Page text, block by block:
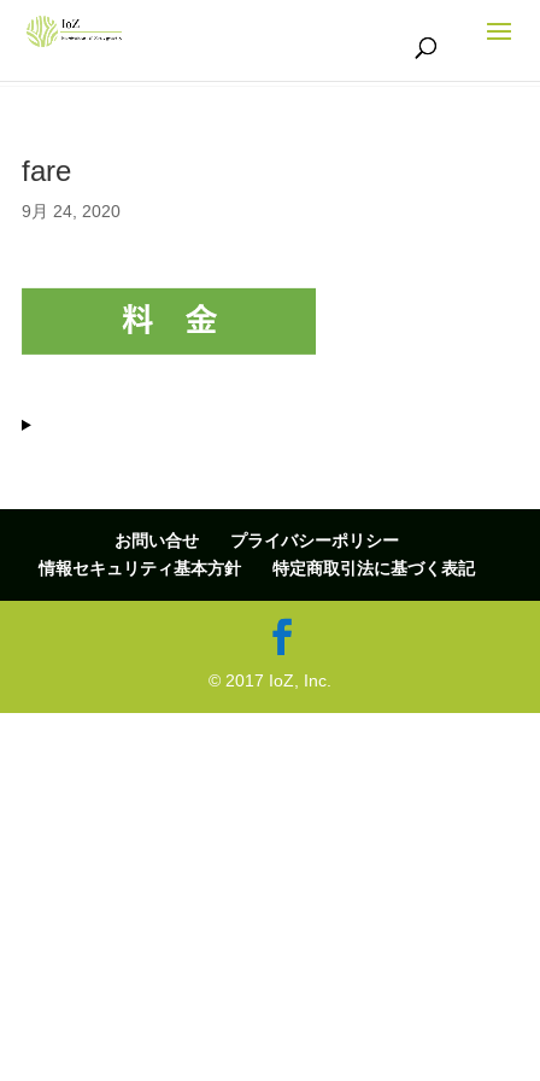
fare
9月 24, 2020
お問い合せ
プライバシーポリシー
情報セキュリティ基本方針
特定商取引法に基づく表記
© 2017 IoZ, Inc.